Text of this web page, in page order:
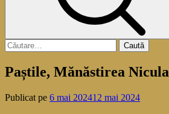
Caută
după:
Paștile, Mănăstirea Nicula
Publicat pe 6 mai 202412 mai 2024